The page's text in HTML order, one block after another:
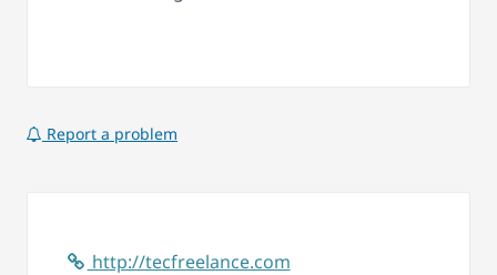
Report a problem
http://tecfreelance.com